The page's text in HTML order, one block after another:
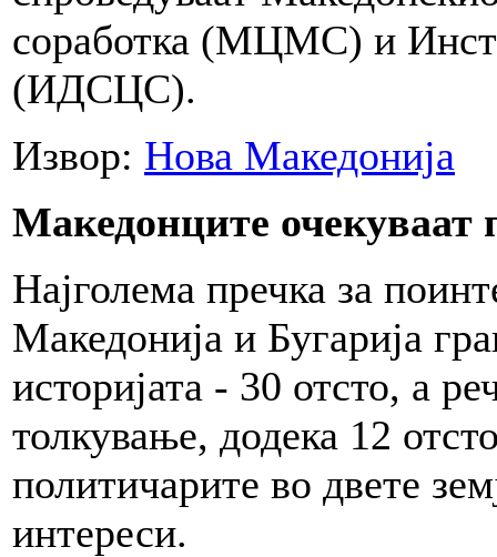
соработка (МЦМС) и
(ИДСЦС).
Извор: Нова Македонија
Македонците очекуваат
Најголема пречка за
Македонија и Бугарија
историјата - 30 отсто, а
толкување, додека 12
политичарите во двете
интереси.